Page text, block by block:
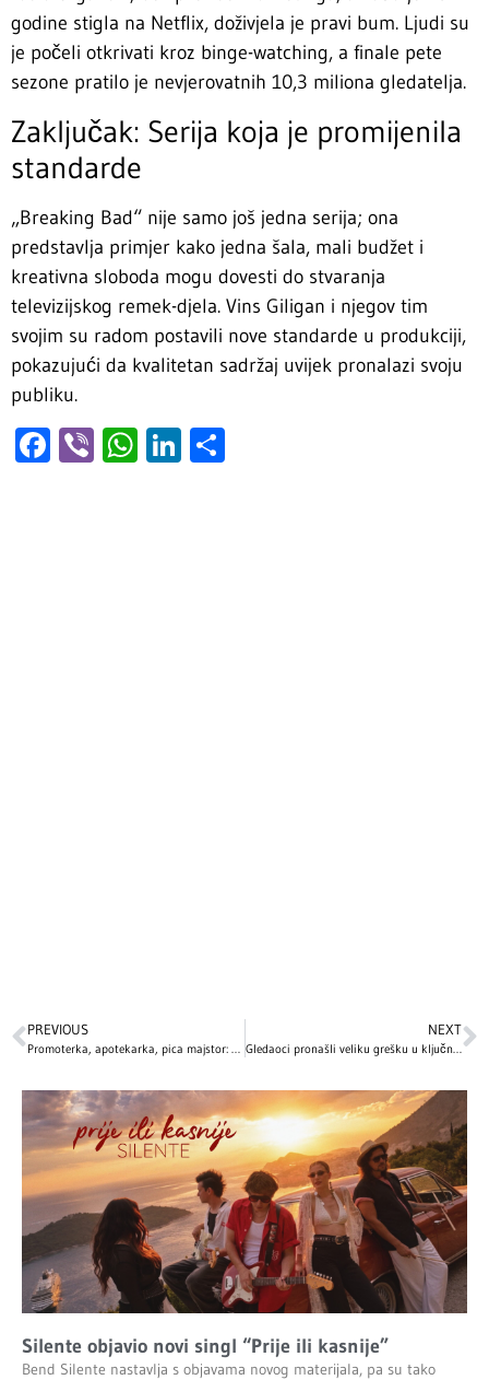
godine stigla na Netflix, doživjela je pravi bum. Ljudi su
je počeli otkrivati kroz binge-watching, a finale pete
sezone pratilo je nevjerovatnih 10,3 miliona gledatelja.
Zaključak: Serija koja je promijenila
standarde
„Breaking Bad“ nije samo još jedna serija; ona
predstavlja primjer kako jedna šala, mali budžet i
kreativna sloboda mogu dovesti do stvaranja
televizijskog remek-djela. Vins Giligan i njegov tim
svojim su radom postavili nove standarde u produkciji,
pokazujući da kvalitetan sadržaj uvijek pronalazi svoju
publiku.
Facebook
ViberWhatsApp
LinkedIn
PREVIOUS NEXT
Gledaoci pronašli veliku grešku u ključnoj sceni „Titanika“: Da li ste primijetili ovaj detalj?
Silente objavio novi singl “Prije ili kasnije”
Bend Silente nastavlja s objavama novog materijala, pa su tako